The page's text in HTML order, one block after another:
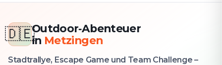
🇩🇪Outdoor‑Abenteuer
in Metzingen
Stadtrallye, Escape Game und Team Challenge –